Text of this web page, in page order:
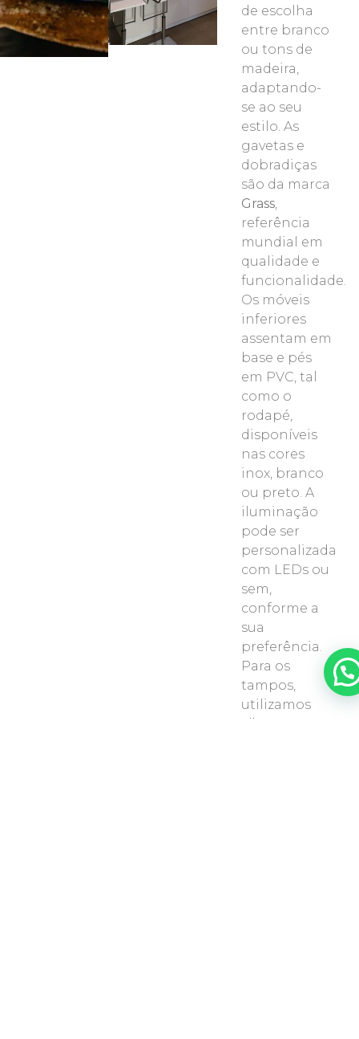
de escolha
entre branco
ou tons de
madeira,
adaptando-
se ao seu
estilo. As
gavetas e
dobradiças
são da marca
Grass,
referência
mundial em
qualidade e
funcionalidade.
Os móveis
inferiores
assentam em
base e pés
em PVC, tal
como o
rodapé,
disponíveis
nas cores
inox, branco
ou preto. A
iluminação
pode ser
personalizada
com LEDs ou
sem,
conforme a
sua
preferência.
Para os
tampos,
utilizamos
Silestone,
Podemos ajudar? Estamos online!